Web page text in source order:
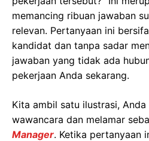
memancing ribuan jawaban
relevan. Pertanyaan ini
kandidat dan tanpa sadar
jawaban yang tidak ada
pekerjaan Anda sekarang.
Kita ambil satu ilustrasi,
wawancara dan melamar
Manager. Ketika pertanyaan